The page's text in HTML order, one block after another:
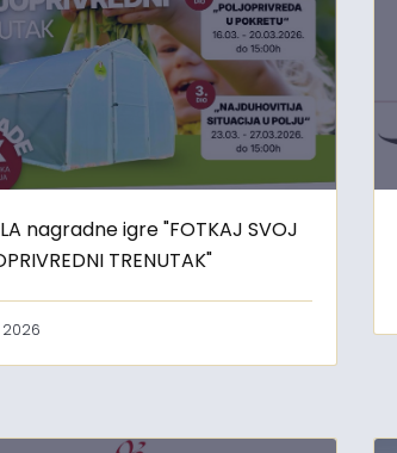
nagradne igre "FOTKAJ SVOJ
TRENUTAK"
2026